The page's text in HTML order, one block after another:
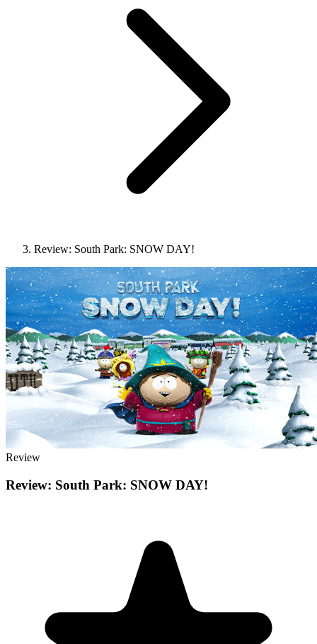
Review: South Park: SNOW DAY!
Review
Review: South Park: SNOW DAY!